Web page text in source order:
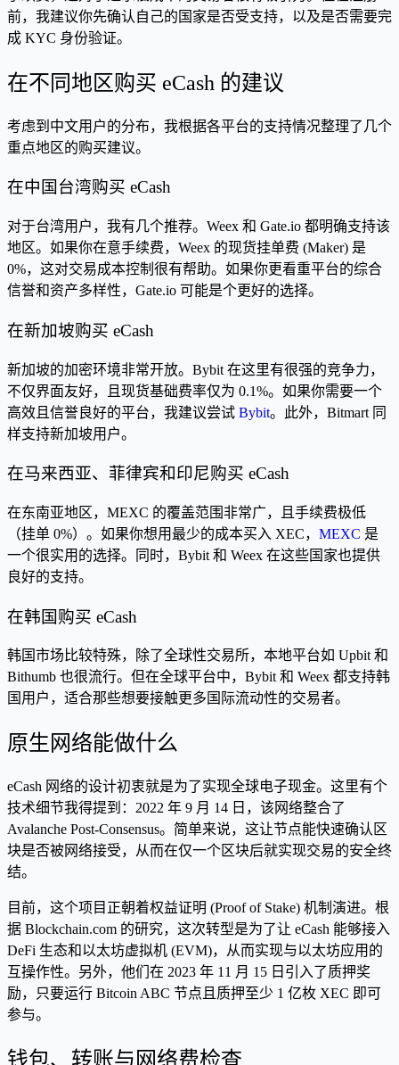
前，我建议你先确认自己的国家是否受支持，以及是否需要完
成 KYC 身份验证。
在不同地区购买 eCash 的建议
考虑到中文用户的分布，我根据各平台的支持情况整理了几个
重点地区的购买建议。
在中国台湾购买 eCash
对于台湾用户，我有几个推荐。Weex 和 Gate.io 都明确支持该
地区。如果你在意手续费，Weex 的现货挂单费 (Maker) 是
0%，这对交易成本控制很有帮助。如果你更看重平台的综合
信誉和资产多样性，Gate.io 可能是个更好的选择。
在新加坡购买 eCash
新加坡的加密环境非常开放。Bybit 在这里有很强的竞争力，
不仅界面友好，且现货基础费率仅为 0.1%。如果你需要一个
高效且信誉良好的平台，我建议尝试 Bybit。此外，Bitmart 同
样支持新加坡用户。
在马来西亚、菲律宾和印尼购买 eCash
在东南亚地区，MEXC 的覆盖范围非常广，且手续费极低
（挂单 0%）。如果你想用最少的成本买入 XEC， MEXC 是
一个很实用的选择。同时，Bybit 和 Weex 在这些国家也提供
良好的支持。
在韩国购买 eCash
韩国市场比较特殊，除了全球性交易所，本地平台如 Upbit 和
Bithumb 也很流行。但在全球平台中，Bybit 和 Weex 都支持韩
国用户，适合那些想要接触更多国际流动性的交易者。
原生网络能做什么
eCash 网络的设计初衷就是为了实现全球电子现金。这里有个
技术细节我得提到：2022 年 9 月 14 日，该网络整合了
Avalanche Post-Consensus。简单来说，这让节点能快速确认区
块是否被网络接受，从而在仅一个区块后就实现交易的安全终
结。
目前，这个项目正朝着权益证明 (Proof of Stake) 机制演进。根
据 Blockchain.com 的研究，这次转型是为了让 eCash 能够接入
DeFi 生态和以太坊虚拟机 (EVM)，从而实现与以太坊应用的
互操作性。另外，他们在 2023 年 11 月 15 日引入了质押奖
励，只要运行 Bitcoin ABC 节点且质押至少 1 亿枚 XEC 即可
参与。
钱包、转账与网络费检查